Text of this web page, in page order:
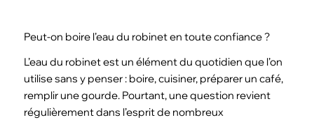
Peut-on boire l’eau du robinet en toute confiance ?
L’eau du robinet est un élément du quotidien que l’on
utilise sans y penser : boire, cuisiner, préparer un café,
remplir une gourde. Pourtant, une question revient
régulièrement dans l’esprit de nombreux